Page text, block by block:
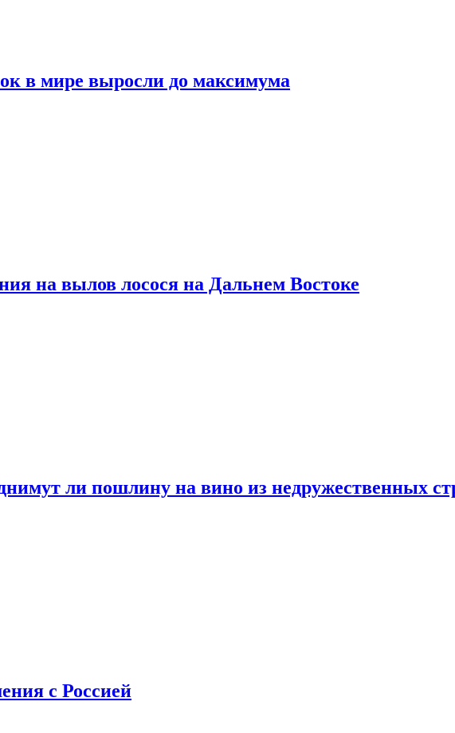
в мире выросли до максимума
на вылов лосося на Дальнем Востоке
ли пошлину на вино из недружественных
с Россией